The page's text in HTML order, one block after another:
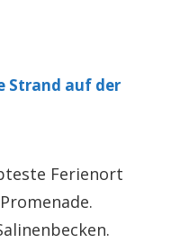
Strand auf der
Ferienort